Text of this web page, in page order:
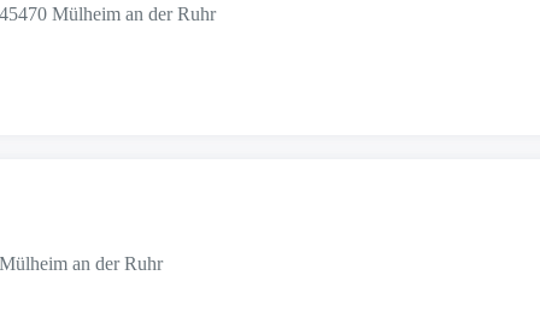
Mülheim an der Ruhr
an der Ruhr